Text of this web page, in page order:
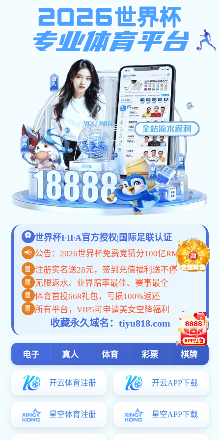
欧宝在线登陆,艾弗森代言贝博
欢迎访问欧宝在线登陆网站！
艾弗森代言贝
博概况
师资力量 人才培养
招聘信息
招生信息
招聘信息
欧宝在线登陆
2023年欧宝在线